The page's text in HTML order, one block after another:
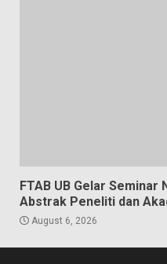
FTAB UB Gelar Seminar
Abstrak Peneliti dan
August 6, 2026